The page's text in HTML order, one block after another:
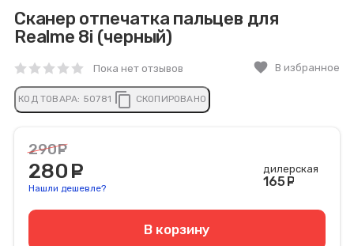
Сканер отпечатка пальцев для
Realme 8i (черный)
Пока нет отзывов favorite В избранное
КОД ТОВАРА: 50781 content_copy СКОПИРОВАНО
290
280
Нашли дешевле?
дилерская
165
В корзину